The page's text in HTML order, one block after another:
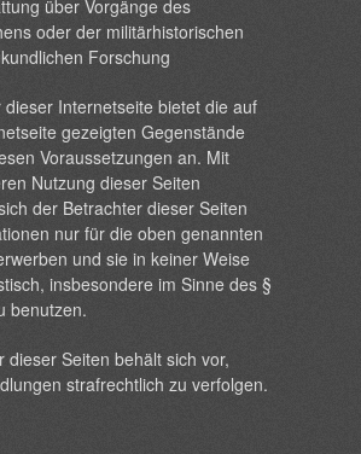
über Vorgänge des
oder der militärhistorischen
Forschung
dieser Internetseite bietet die auf
gezeigten Gegenstände
Voraussetzungen an. Mit
Nutzung dieser Seiten
der Betrachter dieser Seiten
nur für die oben genannten
und sie in keiner Weise
insbesondere im Sinne des §
benutzen.
dieser Seiten behält sich vor,
strafrechtlich zu verfolgen.